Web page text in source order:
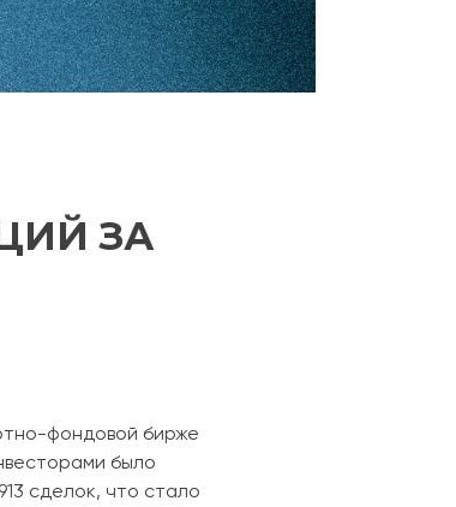
ЗА
фондовой бирже
было
сделок, что стало